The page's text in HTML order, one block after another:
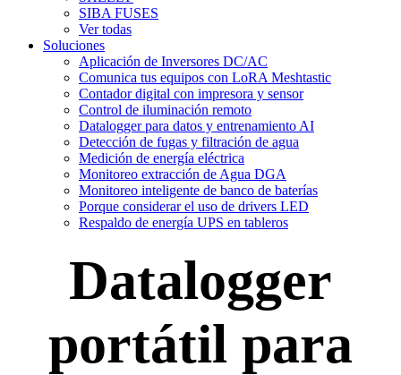
SIBA FUSES
Ver todas
Soluciones
Aplicación de Inversores DC/AC
Comunica tus equipos con LoRA Meshtastic
Contador digital con impresora y sensor
Control de iluminación remoto
Datalogger para datos y entrenamiento AI
Detección de fugas y filtración de agua
Medición de energía eléctrica
Monitoreo extracción de Agua DGA
Monitoreo inteligente de banco de baterías
Porque considerar el uso de drivers LED
Respaldo de energía UPS en tableros
Datalogger
portátil para